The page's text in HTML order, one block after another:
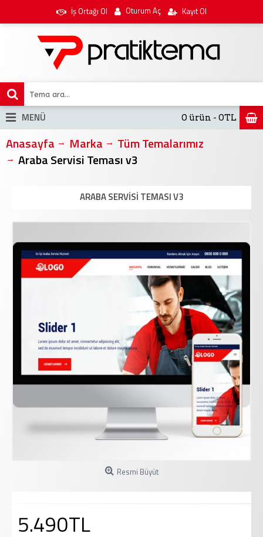
İş Ortağı Ol Oturum Aç Kayıt Ol
0 ürün - 0TL
MENÜ
Anasayfa Marka
Tüm Temalarımız
Araba Servisi Teması v3
ARABA SERVISI TEMASI V3
Resmi Büyüt
5.490TL